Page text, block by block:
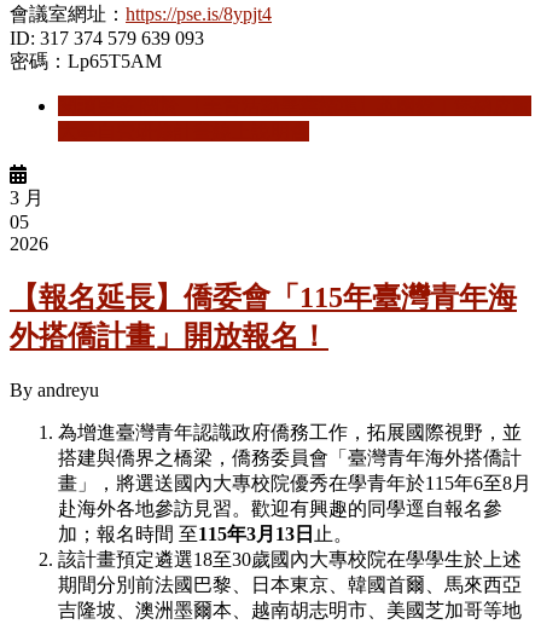
會議室網址： https://pse.is/8ypjt4
ID: 317 374 579 639 093
密碼：Lp65T5AM
3 月
05
2026
【報名延長】僑委會「115年臺灣青年海
外搭僑計畫」開放報名！
By andreyu
為增進臺灣青年認識政府僑務工作，拓展國際視野，並
搭建與僑界之橋梁，僑務委員會「臺灣青年海外搭僑計
畫」，將選送國內大專校院優秀在學青年於115年6至8月
赴海外各地參訪見習。歡迎有興趣的同學逕自報名參
加；報名時間 至115年3月13日 止。
該計畫預定遴選18至30歲國內大專校院在學學生於上述
期間分別前法國巴黎、日本東京、韓國首爾、馬來西亞
吉隆坡、澳洲墨爾本、越南胡志明市、美國芝加哥等地